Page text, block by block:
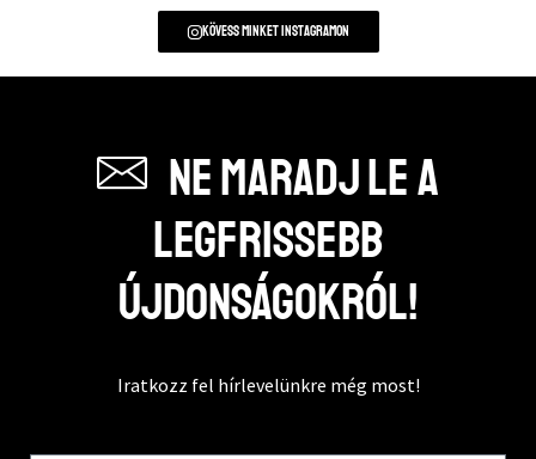
Kövess minket instagramon
Ne maradj le a
legfrissebb
újdonságokról!
Iratkozz fel hírlevelünkre még most!